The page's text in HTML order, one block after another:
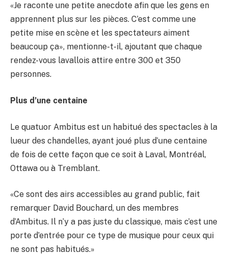
«Je raconte une petite anecdote afin que les gens en
apprennent plus sur les pièces. C’est comme une
petite mise en scène et les spectateurs aiment
beaucoup ça», mentionne-t-il, ajoutant que chaque
rendez-vous lavallois attire entre 300 et 350
personnes.
Plus d’une centaine
Le quatuor Ambitus est un habitué des spectacles à la
lueur des chandelles, ayant joué plus d’une centaine
de fois de cette façon que ce soit à Laval, Montréal,
Ottawa ou à Tremblant.
«Ce sont des airs accessibles au grand public, fait
remarquer David Bouchard, un des membres
d’Ambitus. Il n’y a pas juste du classique, mais c’est une
porte d’entrée pour ce type de musique pour ceux qui
ne sont pas habitués.»